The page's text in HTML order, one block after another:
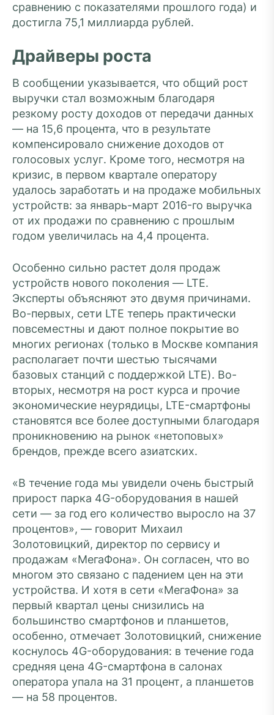
сравнению с показателями прошлого года) и
достигла 75,1 миллиарда рублей.
Драйверы роста
В сообщении указывается, что общий рост
выручки стал возможным благодаря
резкому росту доходов от передачи данных
— на 15,6 процента, что в результате
компенсировало снижение доходов от
голосовых услуг. Кроме того, несмотря на
кризис, в первом квартале оператору
удалось заработать и на продаже мобильных
устройств: за январь-март 2016-го выручка
от их продажи по сравнению с прошлым
годом увеличилась на 4,4 процента.
Особенно сильно растет доля продаж
устройств нового поколения — LTE.
Эксперты объясняют это двумя причинами.
Во-первых, сети LTE теперь практически
повсеместны и дают полное покрытие во
многих регионах (только в Москве компания
располагает почти шестью тысячами
базовых станций с поддержкой LTE). Во-
вторых, несмотря на рост курса и прочие
экономические неурядицы, LTE-смартфоны
становятся все более доступными благодаря
проникновению на рынок «нетоповых»
брендов, прежде всего азиатских.
«В течение года мы увидели очень быстрый
прирост парка 4G-оборудования в нашей
сети — за год его количество выросло на 37
процентов», — говорит Михаил
Золотовицкий, директор по сервису и
продажам «МегаФона». Он согласен, что во
многом это связано с падением цен на эти
устройства. И хотя в сети «МегаФона» за
первый квартал цены снизились на
большинство смартфонов и планшетов,
особенно, отмечает Золотовицкий, снижение
коснулось 4G-оборудования: в течение года
средняя цена 4G-смартфона в салонах
оператора упала на 31 процент, а планшетов
— на 58 процентов.